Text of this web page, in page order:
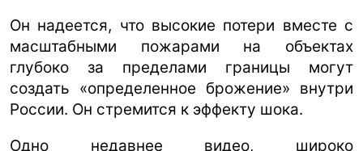
Он надеется, что высокие потери вместе с
масштабными пожарами на объектах
глубоко за пределами границы могут
создать «определенное брожение» внутри
России. Он стремится к эффекту шока.
Одно недавнее видео, широко